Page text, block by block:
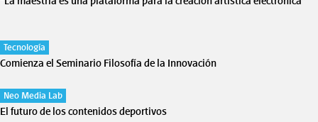
Tecnología
Comienza el Seminario Filosofía de la Innovación
Neo Media Lab
El futuro de los contenidos deportivos